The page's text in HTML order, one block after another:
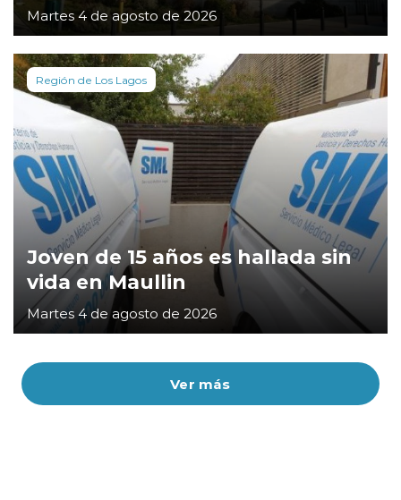
Ver más
Martes 4 de agosto de 2026
Región de Los Lagos
Joven de 15 años es hallada sin
vida en Maullin
Martes 4 de agosto de 2026